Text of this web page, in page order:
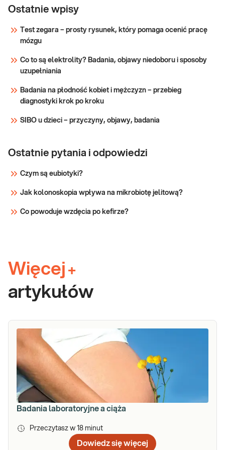
chromosomu Y) - nieinwazyjny, przesiewowy, test
Invasive Prenatal Test)
Sprawdź
Ostatnie wpisy
Test zegara – prosty rysunek, który pomaga ocenić pracę
mózgu
Co to są elektrolity? Badania, objawy niedoboru i sposoby
uzupełniania
Badania na płodność kobiet i mężczyzn – przebieg
diagnostyki krok po kroku
SIBO u dzieci – przyczyny, objawy, badania
Ostatnie pytania i odpowiedzi
Czym są eubiotyki?
Jak kolonoskopia wpływa na mikrobiotę jelitową?
Co powoduje wzdęcia po kefirze?
Więcej +
artykułów
Badania laboratoryjne a ciąża
Przeczytasz w 18 minut
Dowiedz się więcej